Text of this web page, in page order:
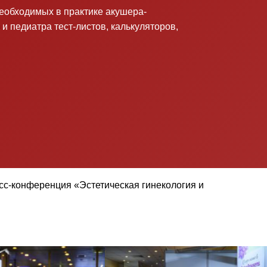
в практике акушера-
педиатра тест-листов, калькуляторов,
конференция «Эстетическая гинекология и